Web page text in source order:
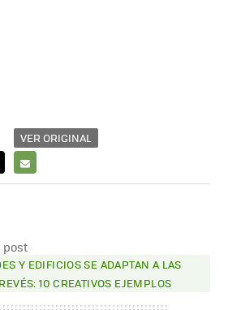
VER ORIGINAL
E-
post
Y EDIFICIOS SE ADAPTAN A LAS
10 CREATIVOS EJEMPLOS